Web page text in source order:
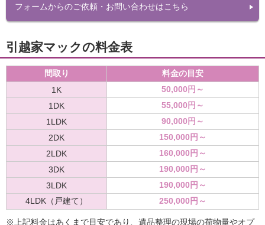
フォームからのご依頼・お問い合わせはこちら
引越家マックの料金表
間取り
料金の目安
1K
50,000円～
1DK
55,000円～
1LDK
90,000円～
2DK
150,000円～
2LDK
160,000円～
3DK
190,000円～
3LDK
190,000円～
4LDK（戸建て）
250,000円～
※上記料金はあくまで目安であり、遺品整理の現場の荷物量やオプ